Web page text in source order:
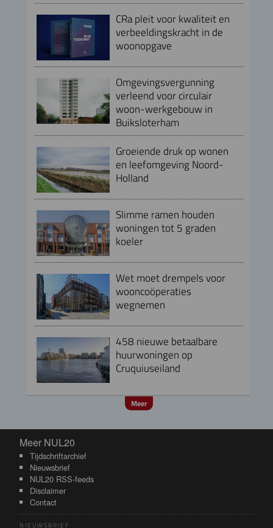
CRa pleit voor kwaliteit en
verbeeldingskracht in de
woonopgave
Omgevingsvergunning
verleend voor circulair
woon-werkgebouw in
Buiksloterham
Groeiende druk op wonen
en leefomgeving Noord-
Holland
Slimme ramen houden
woningen tot 5 graden
koeler
Wet moet drempels voor
wooncoöperaties
wegnemen
458 nieuwe betaalbare
huurwoningen op
Cruquiuseiland
Meer
Meer NUL20
Meer NUL20
Tijdschriftarchief
Nieuwsbrief
NUL20 RSS-feeds
Disclaimer
Contact
NIEUWSBRIEF